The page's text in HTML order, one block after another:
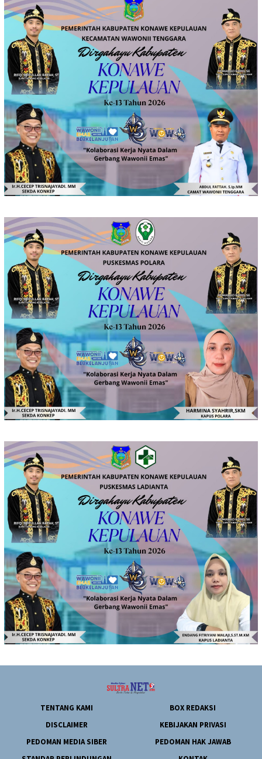
TENTANG KAMI
BOX REDAKSI
DISCLAIMER
KEBIJAKAN PRIVASI
PEDOMAN MEDIA SIBER
PEDOMAN HAK JAWAB